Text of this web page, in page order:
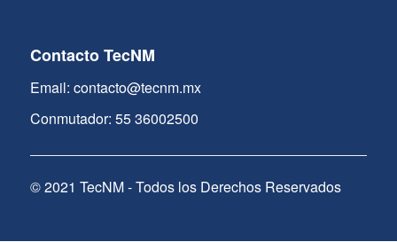
Contacto TecNM
Email: contacto@tecnm.mx
Conmutador: 55 36002500
© 2021 TecNM - Todos los Derechos Reservados